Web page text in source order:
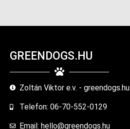
GREENDOGS.HU
Zoltán Viktor e.v. - greendogs.hu
Telefon: 06-70-552-0129
Email: hello@greendogs.hu